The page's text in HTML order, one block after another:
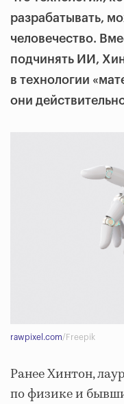
разрабатывать,
человечество.
подчинять ИИ,
в технологии
они
rawpixel.com/Freepik
Ранее Хинтон,
по физике и